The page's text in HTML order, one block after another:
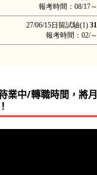
業中/轉職時間，將